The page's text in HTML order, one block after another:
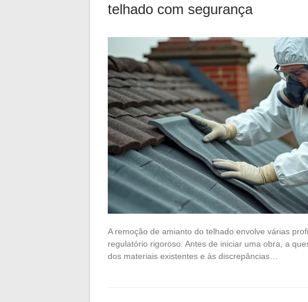
telhado com segurança
A remoção de amianto do telhado envolve várias
regulatório rigoroso. Antes de iniciar uma obra, a
dos materiais existentes e às discrepâncias…